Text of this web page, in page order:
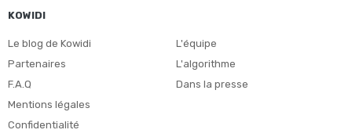
KOWIDI
Le blog de Kowidi
Partenaires
F.A.Q
Mentions légales
Confidentialité
L'équipe
L'algorithme
Dans la presse